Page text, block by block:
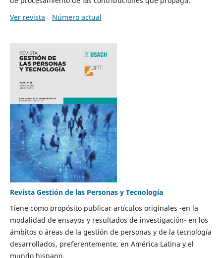
Ver revista
Número actual
Revista Gestión de las Personas y Tecnología
Tiene como propósito publicar artículos originales -en la
modalidad de ensayos y resultados de investigación- en los
ámbitos o áreas de la gestión de personas y de la tecnología
desarrollados, preferentemente, en América Latina y el
mundo hispano.